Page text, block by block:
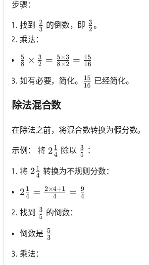
题
提
您
第
个
题
步骤：
找到 \frac{2}{3}
3
2 的倒数，即 \frac{3}{2}
2
3。
乘法：
\frac{5}{8} \times
8
5 × 2
3 = 8×2
5×3 = 16
15
如有必要，简化。 \frac{15}{16}
16
15 已经简化。
除法混合数
在除法之前，将混合数转换为假分数。
示例： 将 2 \frac{1}{4}
2 4
1 除以 \frac{3}{5}
5
3 ：
将 2 \frac{1}{4}
24
1 转换为不规则分数：
2 \frac{1}{4}=\frac{2
2 4
1 = 4
2×4+1 = 4
9
找到 \frac{3}{5}
5
3 的倒数：
倒数是 \frac{5}{3}
3
5
乘法：